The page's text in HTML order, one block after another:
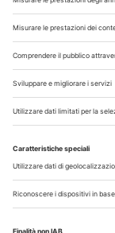
Chi Siamo
Contatti
Note Legali
Privacy
©2026 Edra
| Tel. 02/881841
20134 Milano